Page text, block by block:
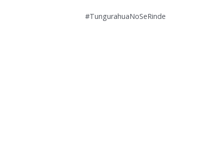
#TungurahuaNoSeRinde